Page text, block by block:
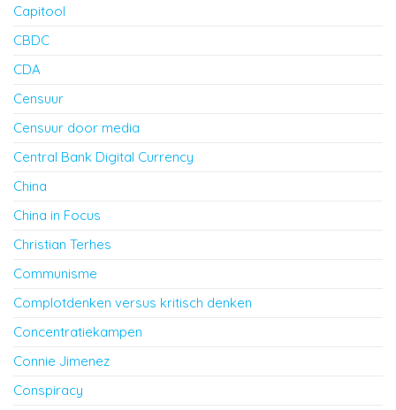
Capitool
CBDC
CDA
Censuur
Censuur door media
Central Bank Digital Currency
China
China in Focus
Christian Terhes
Communisme
Complotdenken versus kritisch denken
Concentratiekampen
Connie Jimenez
Conspiracy